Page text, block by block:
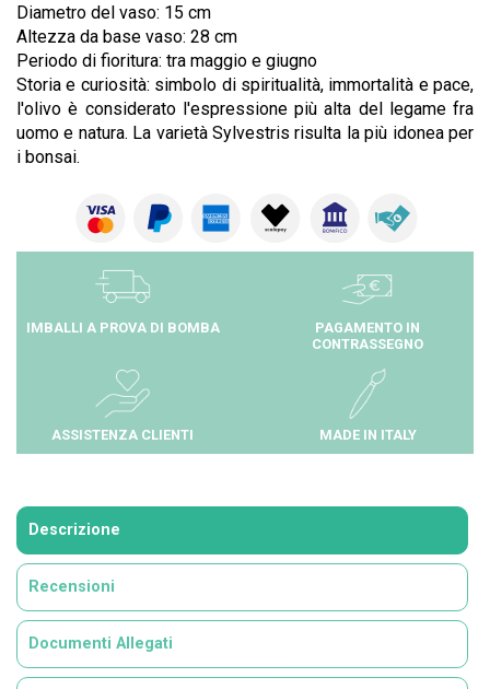
Diametro del vaso: 15 cm
Altezza da base vaso: 28 cm
Periodo di fioritura: tra maggio e giugno
Storia e curiosità: simbolo di spiritualità, immortalità e pace,
l'olivo è considerato l'espressione più alta del legame fra
uomo e natura. La varietà Sylvestris risulta la più idonea per
i bonsai.
IMBALLI A PROVA DI BOMBA
PAGAMENTO IN
CONTRASSEGNO
ASSISTENZA CLIENTI MADE IN ITALY
Descrizione
Recensioni
Documenti Allegati